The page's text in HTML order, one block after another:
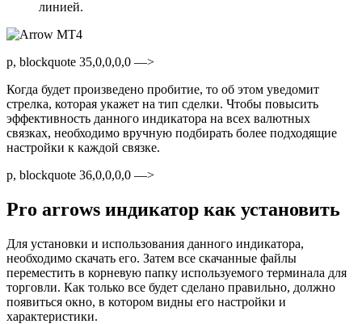
линией.
p, blockquote 35,0,0,0,0 —>
Когда будет произведено пробитие, то об этом уведомит
стрелка, которая укажет на тип сделки. Чтобы повысить
эффективность данного индикатора на всех валютных
связках, необходимо вручную подбирать более подходящие
настройки к каждой связке.
p, blockquote 36,0,0,0,0 —>
Pro arrows индикатор как установить
Для установки и использования данного индикатора,
необходимо скачать его. Затем все скачанные файлы
переместить в корневую папку используемого терминала для
торговли. Как только все будет сделано правильно, должно
появиться окно, в котором видны его настройки и
характеристики.